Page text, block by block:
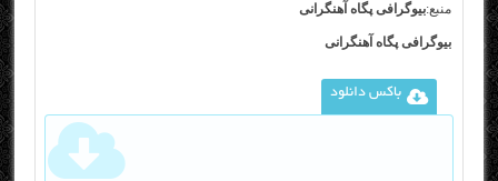
منبع:بیوگرافی پگاه آهنگرانی
بیوگرافی پگاه آهنگرانی
باکس دانلود